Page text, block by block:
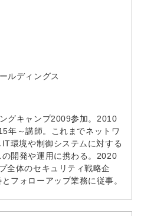
ルディングス
グキャンプ2009参加。2010
年～講師。これまでネットワ
環境や制御システムに対する
開発や運用に携わる。2020
全体のセキュリティ戦略企
フォローアップ業務に従事。